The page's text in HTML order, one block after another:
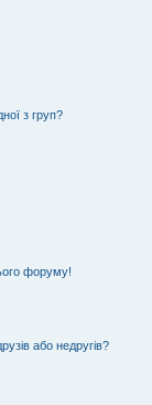
з груп?
форуму!
або недругів?